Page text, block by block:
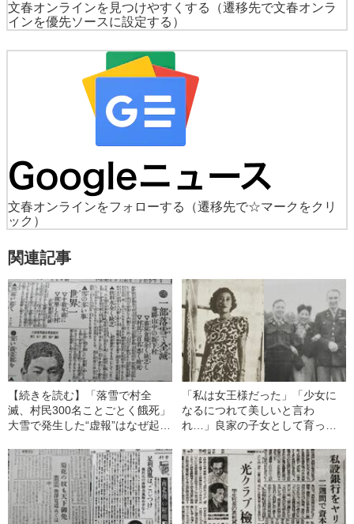
文春オンラインを見つけやすくする
（遷移先で文春オンラ
インを優先ソースに設定する）
文春オンラインをフォローする
（遷移先で☆マークをクリ
ック）
関連記事
【続きを読む】「落雪で村全
滅、村民300名ことごとく餓死」
大雪で発生した“虚報”はなぜ起こ
「私は女王様だった」「少女に
なるにつれて美しいと言わ
れ…」良家の子女として育った
倫”の重い一歩